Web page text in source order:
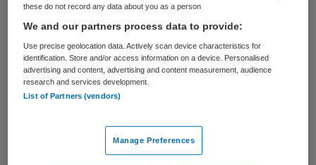
verpleegkundige lijkt de
hulpmiddelenleverancier op de stoel van de
behandelaar te gaan zitten. Dat is
ongewenst.
De basis van de zorg is dat de patiënt zijn
these do not record any data about you as a person
We and our partners process data to provide:
Use precise geolocation data. Actively scan device characteristics for
identification. Store and/or access information on a device. Personalised
advertising and content, advertising and content measurement, audience
research and services development.
List of Partners (vendors)
Manage Preferences